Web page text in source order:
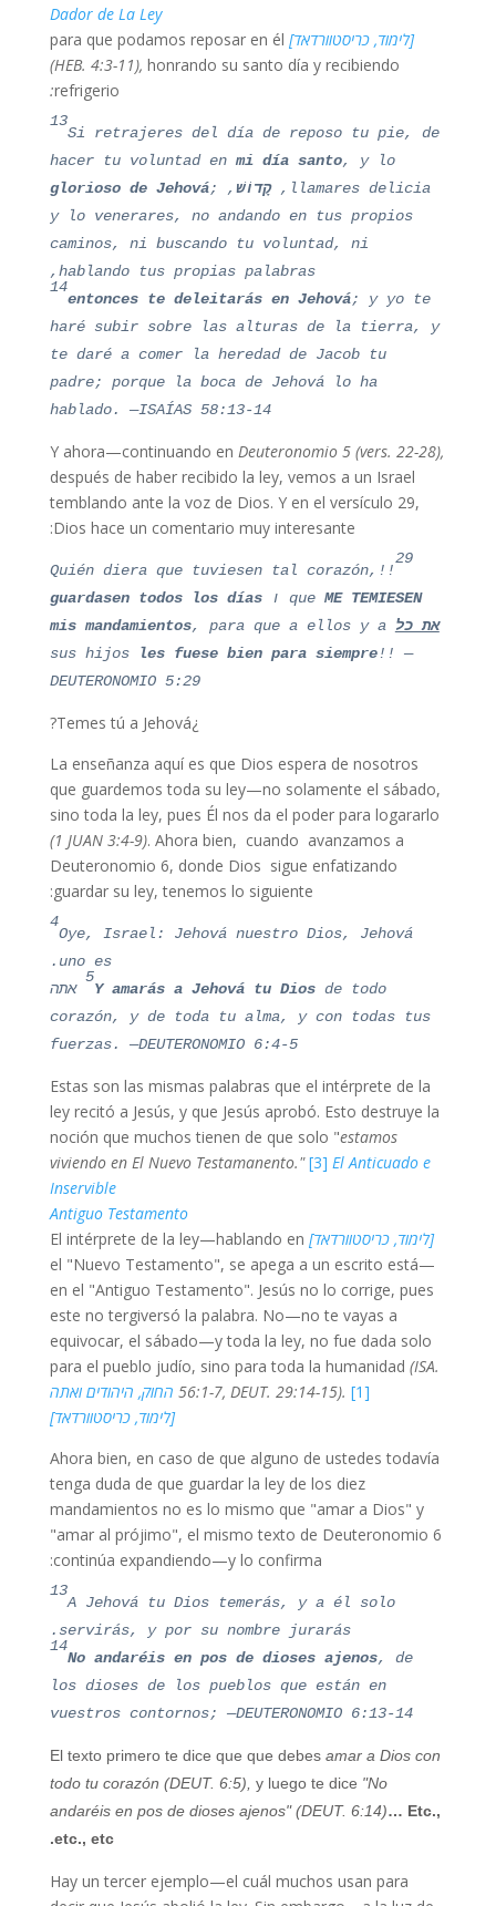
Dador de La Ley
[לימוד, כריסטוורדאד]
(HEB. 4:3-11), honrando su santo día y recibiendo
refrigerio
:
13
Si retrajeres del día de reposo tu pie, de
hacer tu voluntad en mi día santo, y lo
llamares delicia,
קָדוֹשׁ ,
;
y lo venerares, no andando en tus propios
caminos, ni buscando tu voluntad, ni
hablando tus propias palabras,
14
entonces te deleitarás en Jehová; y yo te
haré subir sobre las alturas de la tierra, y
te daré a comer la heredad de Jacob tu
padre; porque la boca de Jehová lo ha
hablado. —ISAÍAS 58:13-14
Y ahora—continuando en Deuteronomio 5 (vers. 22-28),
después de haber recibido la ley, vemos a un Israel
temblando ante la voz de Dios. Y en el versículo 29,
Dios hace un comentario muy interesante:
29
!!Quién diera que tuviesen ta
l corazón,
queME TEMIESEN ו guardasen
todos los días
את כל mis mandamientos
, para que a ellos y a
sus hijos
les fuese bien para siempre!!
—
DEUTERONOMIO 5:29
¿Temes tú a Jehová?
La enseñanza aquí es que Dios espera de nosotros
que guardemos toda su ley—no solamente el sábado,
sino toda la ley, pues Él nos da el poder para logararlo
(1 JUAN 3:4-9). Ahora bien, cuando avanzamos a
Deuteronomio 6, donde Dios sigue enfatizando
guardar su ley, tenemos lo siguiente:
4
Oye, Israel: Jehová nuestro Dios, Jehová
uno es.
5
Y amarás a Jehová tu Diosde todo
אתה
corazón, y de toda tu alma, y con todas tus
fuerzas. —DEUTERONOMIO 6:4-5
Estas son las mismas palabras que el intérprete de la
ley recitó a Jesús, y que Jesús aprobó. Esto destruye la
noción que muchos tienen de que solo "estamos
viviendo en El Nuevo Testamanento."[3] El Anticuado e
Inservible
Antiguo Testamento
[לימוד, כריסטוורדאד] El intérprete de la ley—hablando en
el "Nuevo Testamento", se apega a un escrito está—
en el "Antiguo Testamento". Jesús no lo corrige, pues
este no tergiversó la palabra. No—no te vayas a
equivocar, el sábado—y toda la ley, no fue dada solo
para el pueblo judío, sino para toda la humanidad (ISA.
56:1-7, DEUT. 29:14-15). [1]
החוק, היהודים ואתה
[לימוד, כריסטוורדאד]
Ahora bien, en caso de que alguno de ustedes todavía
tenga duda de que guardar la ley de los diez
mandamientos no es lo mismo que "amar a Dios" y
"amar al prójimo", el mismo texto de Deuteronomio 6
continúa expandiendo—y lo confirma:
13
A Jehová tu Dios temerás, y a él solo
servirás, y por su nombre jurarás.
14
No andaréis en pos de dioses ajenos, de
los dioses de los pueblos que están en
vuestros contornos; —DEUTERONOMIO 6:13-14
El texto primero te dice que que debes amar a Dios con
todo tu corazón (DEUT. 6:5), y luego te dice "No
andaréis en pos de dioses ajenos" (DEUT. 6:14)… Etc.,
etc., etc.
Hay un tercer ejemplo—el cuál muchos usan para